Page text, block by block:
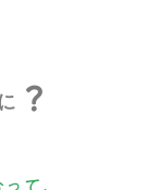
？
て、